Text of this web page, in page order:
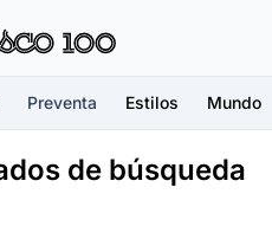
Preventa Estilos Mundo
de búsqueda